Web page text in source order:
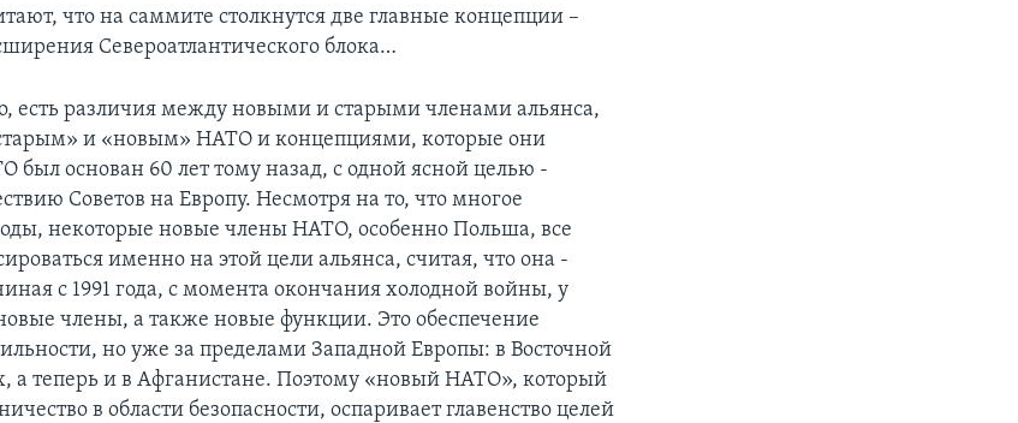
что на саммите столкнутся две главные концепции –
Североатлантического блока…
есть различия между новыми и старыми членами альянса,
и «новым» НАТО и концепциями, которые они
был основан 60 лет тому назад, с одной ясной целью -
Советов на Европу. Несмотря на то, что многое
некоторые новые члены НАТО, особенно Польша, все
именно на этой цели альянса, считая, что она -
с 1991 года, с момента окончания холодной войны, у
члены, а также новые функции. Это обеспечение
но уже за пределами Западной Европы: в Восточной
а теперь и в Афганистане. Поэтому «новый НАТО», который
в области безопасности, оспаривает главенство целей